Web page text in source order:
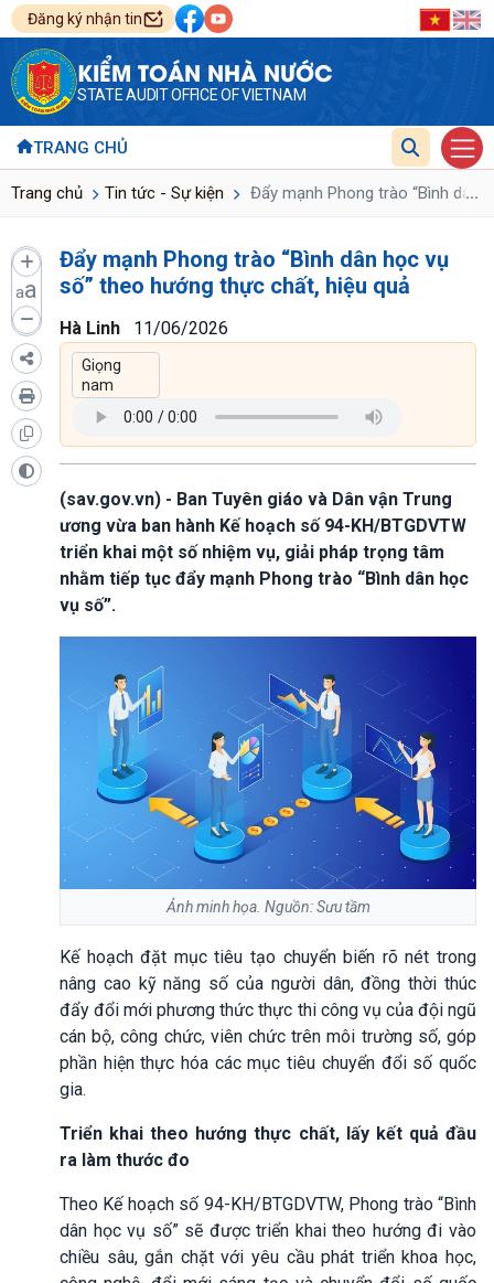
Đăng ký nhận tin
KIỂM TOÁN NHÀ NƯỚC
STATE AUDIT OFFICE OF VIETNAM
TRANG CHỦ
Trang chủ Tin tức - Sự kiện Đẩy mạnh Phong trào “Bình dân
...
aa
Đẩy mạnh Phong trào “Bình dân học vụ
số” theo hướng thực chất, hiệu quả
Hà Linh 11/06/2026
(sav.gov.vn) - Ban Tuyên giáo và Dân vận Trung
ương vừa ban hành Kế hoạch số 94-KH/BTGDVTW
triển khai một số nhiệm vụ, giải pháp trọng tâm
nhằm tiếp tục đẩy mạnh Phong trào “Bình dân học
vụ số”.
Ảnh minh họa. Nguồn: Sưu tầm
Kế hoạch đặt mục tiêu tạo chuyển biến rõ nét trong
nâng cao kỹ năng số của người dân, đồng thời thúc
đẩy đổi mới phương thức thực thi công vụ của đội ngũ
cán bộ, công chức, viên chức trên môi trường số, góp
phần hiện thực hóa các mục tiêu chuyển đổi số quốc
gia.
Triển khai theo hướng thực chất, lấy kết quả đầu
ra làm thước đo
Theo Kế hoạch số 94-KH/BTGDVTW, Phong trào “Bình
dân học vụ số” sẽ được triển khai theo hướng đi vào
chiều sâu, gắn chặt với yêu cầu phát triển khoa học,